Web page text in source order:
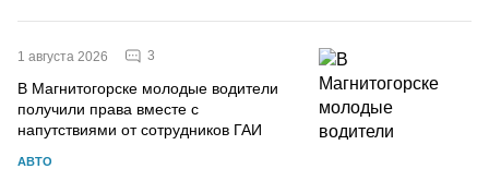
1 августа 2026 3
В Магнитогорске молодые водители
получили права вместе с
напутствиями от сотрудников ГАИ
АВТО